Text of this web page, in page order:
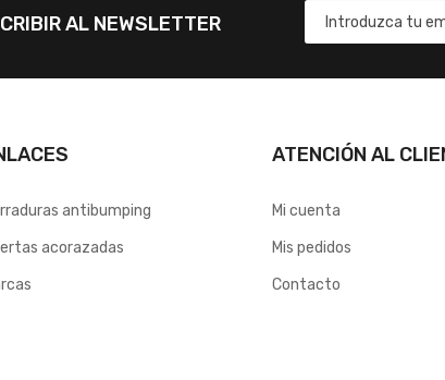
AL NEWSLETTER
antibumping
acorazadas
ATENCIÓN AL
Mi cuenta
Mis pedidos
Contacto